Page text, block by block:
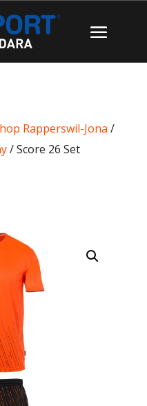
Rapperswil-Jona /
/ Score 26 Set